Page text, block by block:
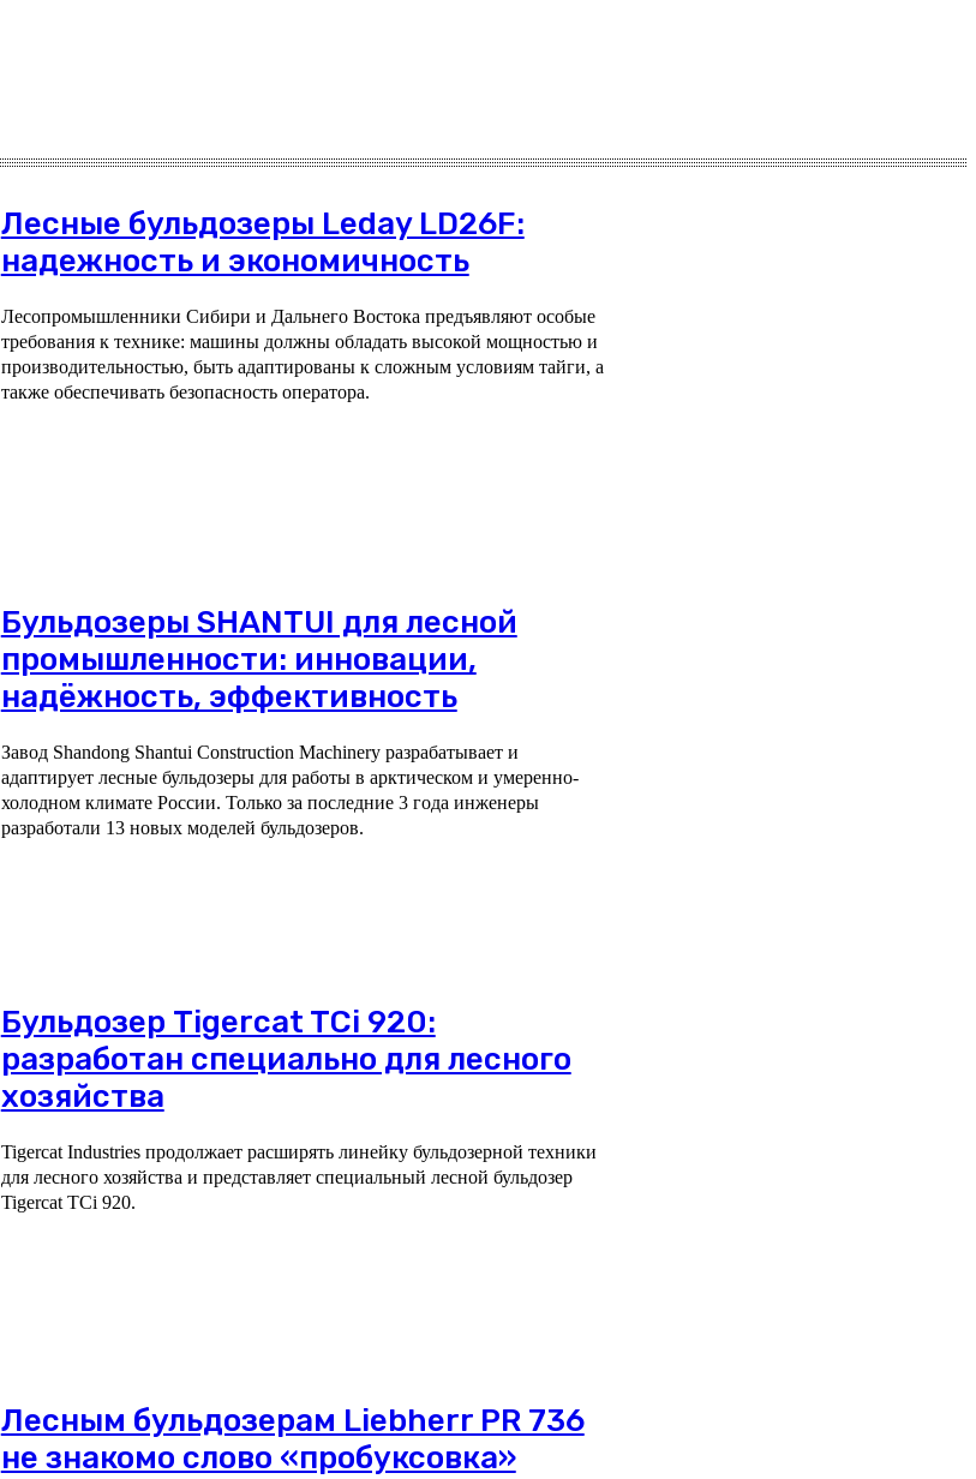
Лесные бульдозеры Leday LD26F:
надежность и экономичность
Лесопромышленники Сибири и Дальнего Востока предъявляют особые
требования к технике: машины должны обладать высокой мощностью и
производительностью, быть адаптированы к сложным условиям тайги, а
также обеспечивать безопасность оператора.
Бульдозеры SHANTUI для лесной
промышленности: инновации,
надёжность, эффективность
Завод Shandong Shantui Construction Machinery разрабатывает и
адаптирует лесные бульдозеры для работы в арктическом и умеренно-
холодном климате России. Только за последние 3 года инженеры
разработали 13 новых моделей бульдозеров.
Бульдозер Tigercat TCi 920:
разработан специально для лесного
хозяйства
Tigercat Industries продолжает расширять линейку бульдозерной техники
для лесного хозяйства и представляет специальный лесной бульдозер
Tigercat TCi 920.
Лесным бульдозерам Liebherr PR 736
не знакомо слово «пробуксовка»